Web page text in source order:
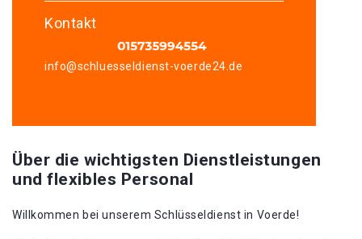
Kontakt
info@schluesseldienst-voerde24.de
Über die wichtigsten Dienstleistungen
und flexibles Personal
Willkommen bei unserem Schlüsseldienst in Voerde!​